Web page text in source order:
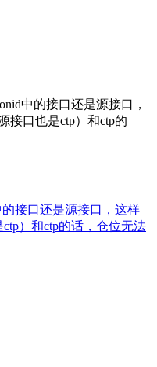
中的接口还是源接口，
接口也是ctp）和ctp的
接口还是源接口，这样
）和ctp的话，仓位无法